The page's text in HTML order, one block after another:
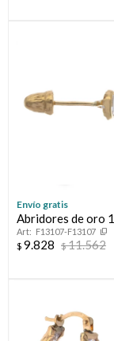
Envío gratis
Abridores de oro
circoniaF13107-F13107
$ 9.828 $11.562